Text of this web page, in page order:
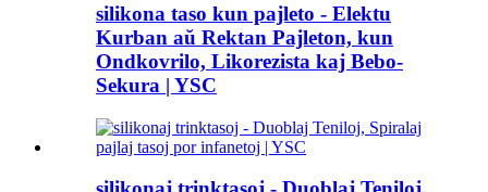
silikona taso kun pajleto - Elektu
Kurban aŭ Rektan Pajleton, kun
Ondkovrilo, Likorezista kaj Bebo-
Sekura | YSC